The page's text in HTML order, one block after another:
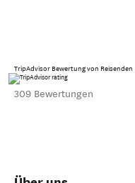
TripAdvisor Bewertung von Reisenden
309 Bewertungen